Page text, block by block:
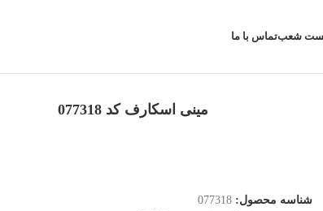
شعبتماس با ما
مینی اسکارف کد 077318
شناسه محصول:077318